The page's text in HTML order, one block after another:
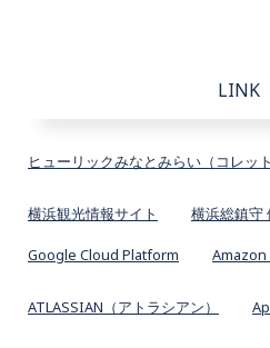
LINK
ヒューリックみなとみらい（コレッ
横浜観光情報サイト 横浜総鎮守
Google Cloud Platform
ATLASSIAN（アトラシアン）